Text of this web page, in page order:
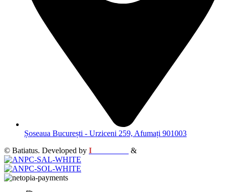
Șoseaua București - Urziceni 259, Afumați 901003
© Batiatus. Developed by I &